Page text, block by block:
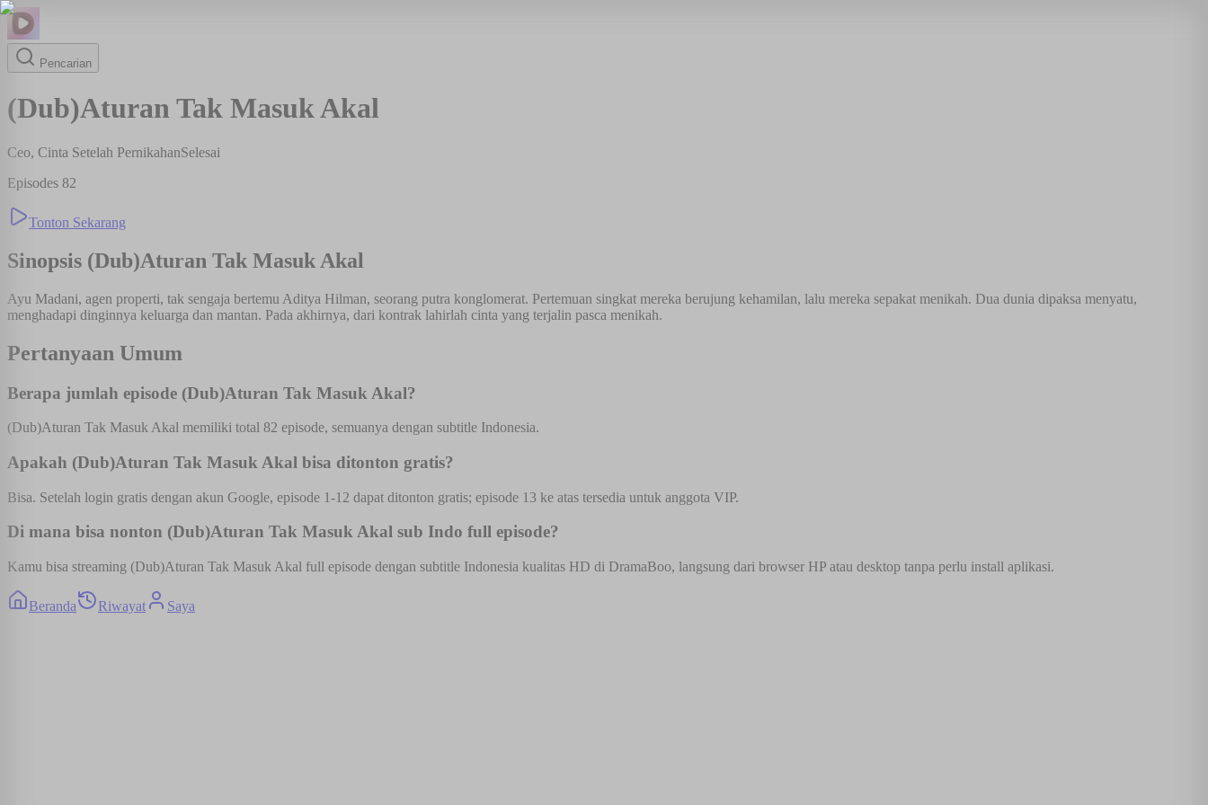
Pencarian
(Dub)Aturan Tak Masuk Akal
Ceo, Cinta Setelah PernikahanSelesai
Episodes 82
Tonton Sekarang
Sinopsis (Dub)Aturan Tak Masuk Akal
Ayu Madani, agen properti, tak sengaja bertemu Aditya Hilman, seorang putra konglomerat. Pertemuan singkat mereka berujung kehamilan, lalu mereka sepakat menikah. Dua dunia dipaksa menyatu,
menghadapi dinginnya keluarga dan mantan. Pada akhirnya, dari kontrak lahirlah cinta yang terjalin pasca menikah.
Pertanyaan Umum
Berapa jumlah episode (Dub)Aturan Tak Masuk Akal?
(Dub)Aturan Tak Masuk Akal memiliki total 82 episode, semuanya dengan subtitle Indonesia.
Apakah (Dub)Aturan Tak Masuk Akal bisa ditonton gratis?
Bisa. Setelah login gratis dengan akun Google, episode 1-12 dapat ditonton gratis; episode 13 ke atas tersedia untuk anggota VIP.
Di mana bisa nonton (Dub)Aturan Tak Masuk Akal sub Indo full episode?
Kamu bisa streaming (Dub)Aturan Tak Masuk Akal full episode dengan subtitle Indonesia kualitas HD di DramaBoo, langsung dari browser HP atau desktop tanpa perlu install aplikasi.
Beranda Riwayat Saya